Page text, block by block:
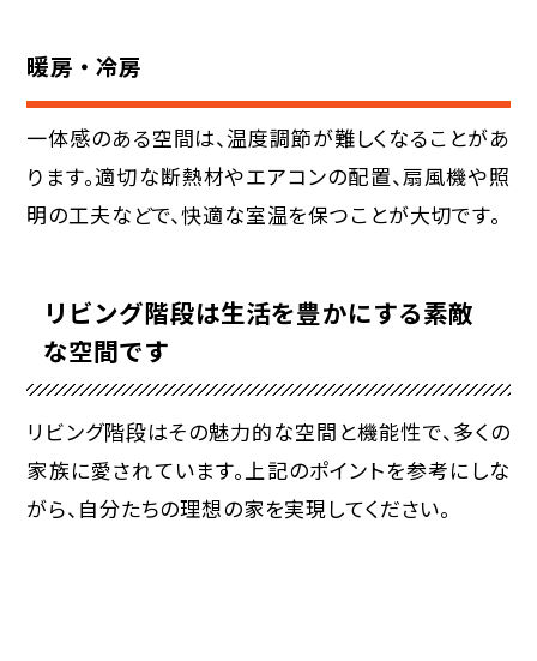
暖房・冷房
一体感のある空間は、温度調節が難しくなることがあ
ります。適切な断熱材やエアコンの配置、扇風機や照
明の工夫などで、快適な室温を保つことが大切です。
リビング階段は生活を豊かにする素敵
な空間です
リビング階段はその魅力的な空間と機能性で、多くの
家族に愛されています。上記のポイントを参考にしな
がら、自分たちの理想の家を実現してください。